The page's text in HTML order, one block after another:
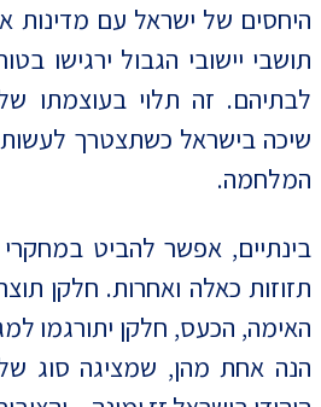
היחסים של ישראל עם מדינות
תושבי יישובי הגבול ירגישו
לבתיהם. זה תלוי בעוצמתו
שיכה בישראל כשתצטרך
המלחמה.
בינתיים, אפשר להביט
תזוזות כאלה ואחרות. חלקן
האימה, הכעס, חלקן יתורגמו
הנה אחת מהן, שמציגה סוג